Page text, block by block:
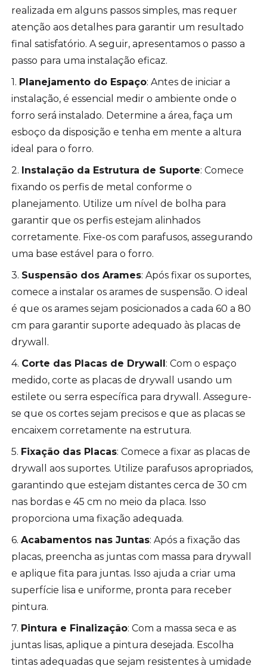
realizada em alguns passos simples, mas requer
atenção aos detalhes para garantir um resultado
final satisfatório. A seguir, apresentamos o passo a
passo para uma instalação eficaz.
1. Planejamento do Espaço: Antes de iniciar a
instalação, é essencial medir o ambiente onde o
forro será instalado. Determine a área, faça um
esboço da disposição e tenha em mente a altura
ideal para o forro.
2. Instalação da Estrutura de Suporte: Comece
fixando os perfis de metal conforme o
planejamento. Utilize um nível de bolha para
garantir que os perfis estejam alinhados
corretamente. Fixe-os com parafusos, assegurando
uma base estável para o forro.
3. Suspensão dos Arames: Após fixar os suportes,
comece a instalar os arames de suspensão. O ideal
é que os arames sejam posicionados a cada 60 a 80
cm para garantir suporte adequado às placas de
drywall.
4. Corte das Placas de Drywall: Com o espaço
medido, corte as placas de drywall usando um
estilete ou serra específica para drywall. Assegure-
se que os cortes sejam precisos e que as placas se
encaixem corretamente na estrutura.
5. Fixação das Placas: Comece a fixar as placas de
drywall aos suportes. Utilize parafusos apropriados,
garantindo que estejam distantes cerca de 30 cm
nas bordas e 45 cm no meio da placa. Isso
proporciona uma fixação adequada.
6.Acabamentos nas Juntas: Após a fixação das
placas, preencha as juntas com massa para drywall
e aplique fita para juntas. Isso ajuda a criar uma
superfície lisa e uniforme, pronta para receber
pintura.
7. Pintura e Finalização: Com a massa seca e as
juntas lisas, aplique a pintura desejada. Escolha
tintas adequadas que sejam resistentes à umidade